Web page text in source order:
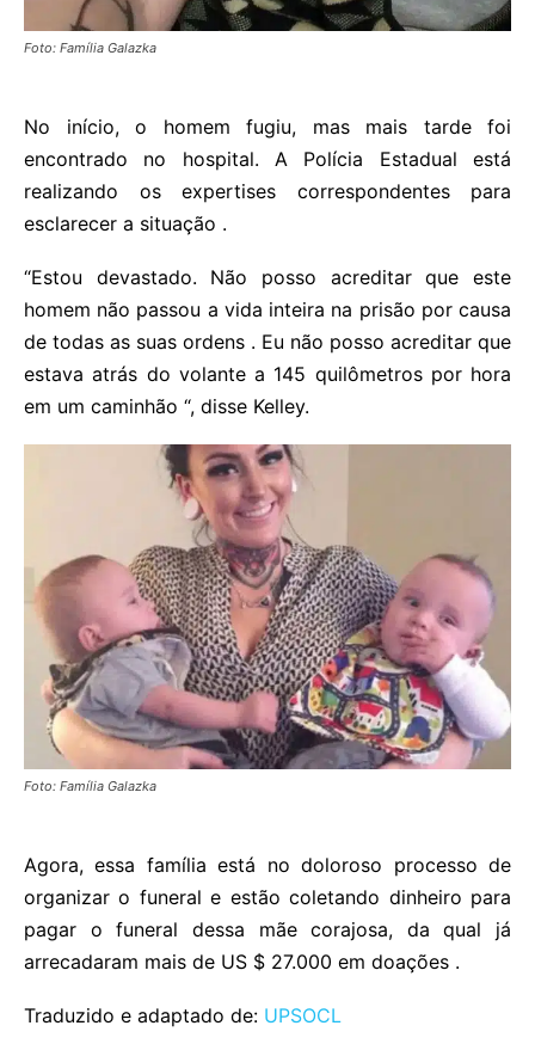
Foto: Família Galazka
No início, o homem fugiu, mas mais tarde foi
encontrado no hospital. A Polícia Estadual está
realizando os expertises correspondentes para
esclarecer a situação .
“Estou devastado. Não posso acreditar que este
homem não passou a vida inteira na prisão por causa
de todas as suas ordens . Eu não posso acreditar que
estava atrás do volante a 145 quilômetros por hora
em um caminhão “, disse Kelley.
Foto: Família Galazka
Agora, essa família está no doloroso processo de
organizar o funeral e estão coletando dinheiro para
pagar o funeral dessa mãe corajosa, da qual já
arrecadaram mais de US $ 27.000 em doações .
Traduzido e adaptado de: UPSOCL